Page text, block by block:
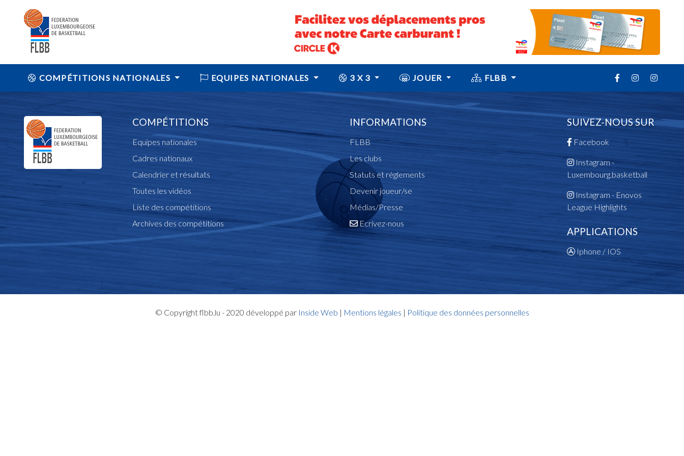
COMPÉTITIONS NATIONALES EQUIPES NATIONALES 3 X 3 JOUER FLBB
COMPÉTITIONS
Equipes nationales
Cadres nationaux
Calendrier et résultats
Toutes les vidéos
Liste des compétitions
Archives des compétitions
INFORMATIONS
FLBB
Les clubs
Statuts et réglements
Devenir joueur/se
Médias/Presse
Ecrivez-nous
SUIVEZ-NOUS SUR
Facebook
Instagram -
Luxembourg.basketball
Instagram - Enovos
League Highlights
APPLICATIONS
Iphone / IOS
© Copyright flbb.lu - 2020 développé par Inside Web | Mentions légales | Politique des données personnelles